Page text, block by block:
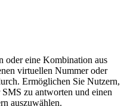
oder eine Kombination aus
virtuellen Nummer oder
Ermöglichen Sie Nutzern,
zu antworten und einen
auszuwählen.